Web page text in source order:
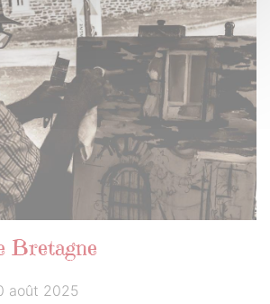
Bretagne
août 2025